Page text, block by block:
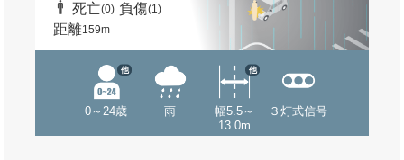
死亡(0) 負傷(1)
距離159m
0～24歳
他
雨
幅5.5～
13.0m
他
３灯式信号